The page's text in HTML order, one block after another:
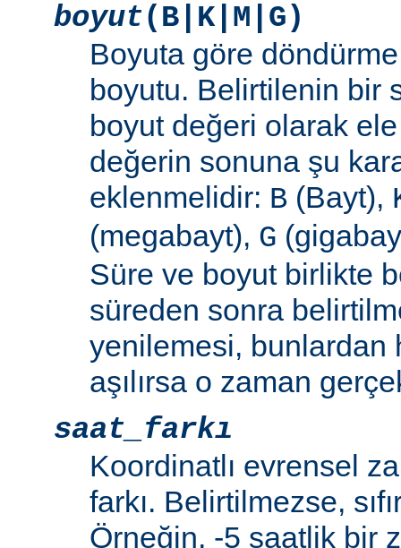
boyut(B|K|M|G)
Boyuta göre
boyutu. Belirtilenin bir
boyut değeri olarak ele
değerin sonuna şu
eklenmelidir: B (Bayt),
(megabayt), G
Süre ve boyut birlikte
süreden sonra
yenilemesi, bunlardan
aşılırsa o zaman
saat_farkı
Koordinatlı evrensel
farkı. Belirtilmezse,
Örneğin, -5 saatlik bir